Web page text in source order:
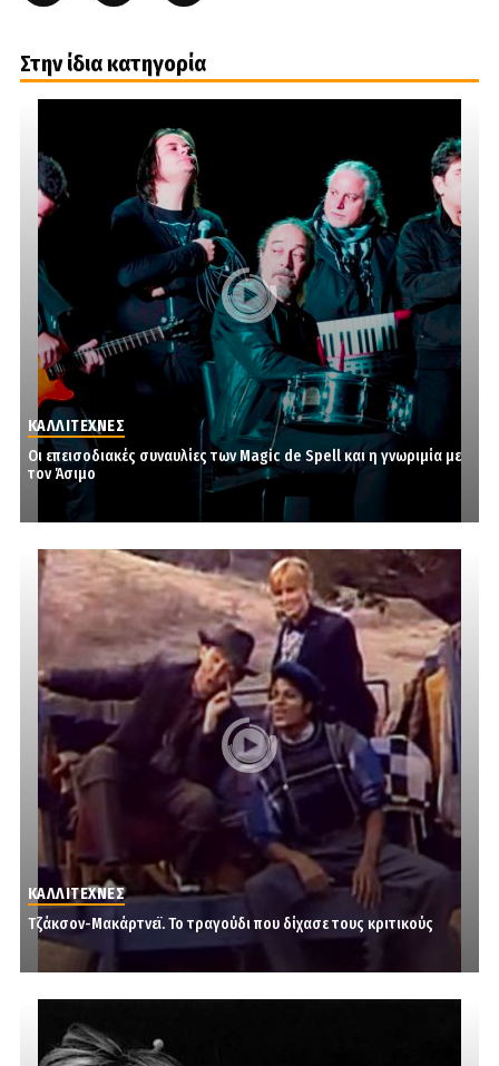
Στην ίδια κατηγορία
ΚΑΛΛΙΤΕΧΝΕΣ
Οι επεισοδιακές συναυλίες των Magic de Spell και η γνωριμία με
τον Άσιμο
ΚΑΛΛΙΤΕΧΝΕΣ
Τζάκσον-Μακάρτνεϊ. Το τραγούδι που δίχασε τους κριτικούς